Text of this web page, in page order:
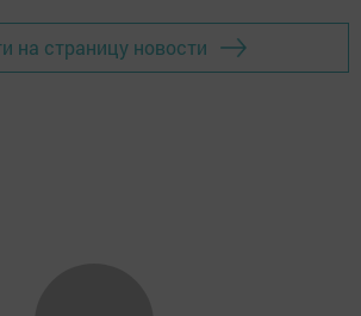
на страницу новости